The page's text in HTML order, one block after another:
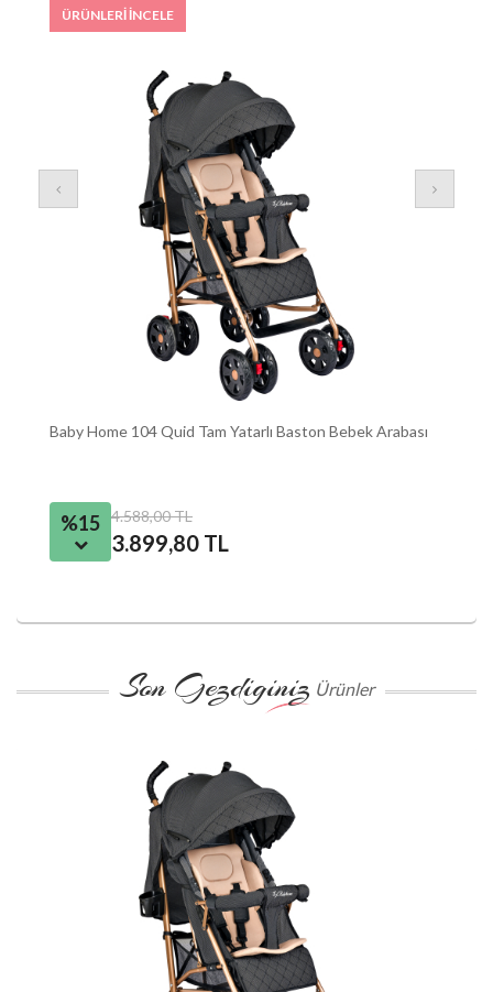
ÜRÜNLERİ İNCELE
Baby Home 104 Quid Tam Yatarlı Baston Bebek Arabası
%15 4.588,00 TL
3.899,80 TL
Son Gezdiginiz Ürünler